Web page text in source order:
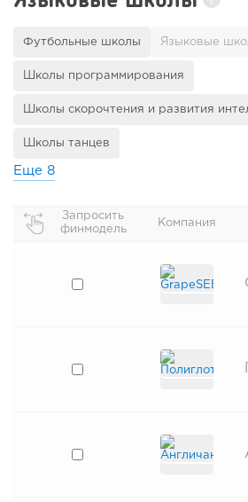
Футбольные школы Языковые
Школы программирования
Школы скорочтения и развития
Школы танцев
Еще 8
Запросить
финмодель
Компания